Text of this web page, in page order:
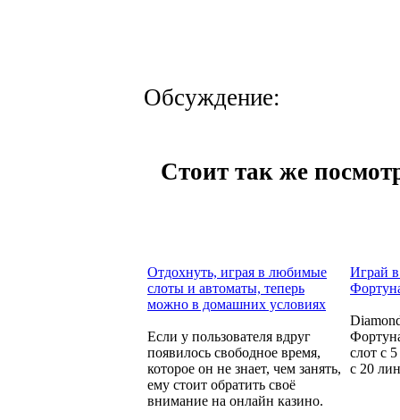
Обсуждение:
Стоит так же
Отдохнуть, играя в любимые
слоты и автоматы, теперь
можно в домашних условиях
Если у пользователя вдруг
появилось свободное время,
которое он не знает, чем занять,
ему стоит обратить своё
внимание на онлайн казино.
Играй
слот с
с 20